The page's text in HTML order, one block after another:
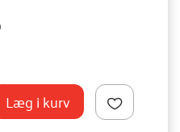
Læg i kurv